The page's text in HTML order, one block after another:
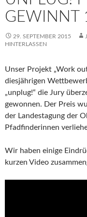
GEWINNT
29. SEPTEMBER 2015
HINTERLASSEN
Unser Projekt „Work
diesjährigen
„unplug!“ die Jury
gewonnen. Der Preis
der Landestagung der
Pfadfinderinnen
Wir haben einige
kurzen Video